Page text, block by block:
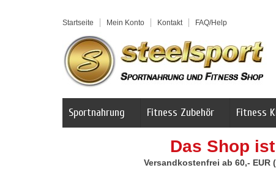
Startseite Mein Konto Kontakt FAQ/Help
Sportnahrung Fitness Zubehör Fitness
Das Shop
Versandkostenfrei ab 60,- EUR